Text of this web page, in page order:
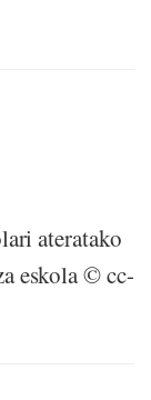
ateratako
eskola © cc-